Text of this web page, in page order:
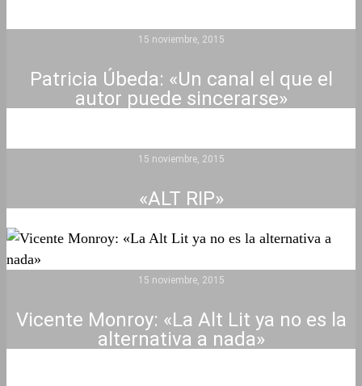
15 noviembre, 2015
Patricia Úbeda: «Un canal el que el
autor puede sincerarse»
15 noviembre, 2015
«ALT RIP»
15 noviembre, 2015
Vicente Monroy: «La Alt Lit ya no es la
alternativa a nada»